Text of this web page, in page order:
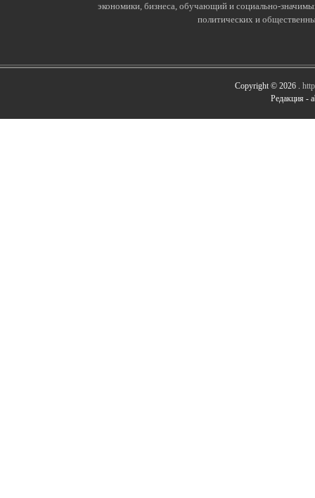
экономики, бизнеса, обучающий и социально-
политических и
Copyright © 2026 .
Редакция -